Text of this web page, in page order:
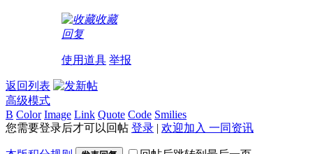
收藏
回复
使用道具 举报
返回列表
高级模式
B Color Image Link Quote Code Smilies
您需要登录后才可以回帖 登录 | 欢迎加入 一同资讯